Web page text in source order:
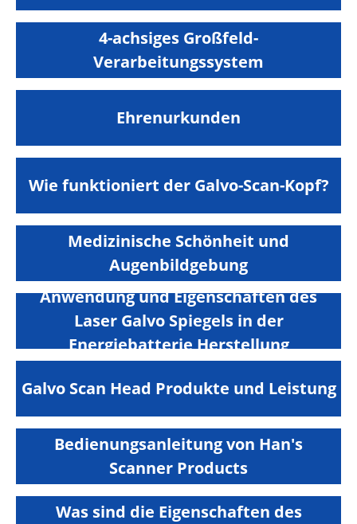
4-achsiges Großfeld-
Verarbeitungssystem
Ehrenurkunden
Wie funktioniert der Galvo-Scan-Kopf?
Medizinische Schönheit und
Augenbildgebung
Anwendung und Eigenschaften des
Laser Galvo Spiegels in der
Energiebatterie Herstellung
Galvo Scan Head Produkte und Leistung
Bedienungsanleitung von Han's
Scanner Products
Was sind die Eigenschaften des